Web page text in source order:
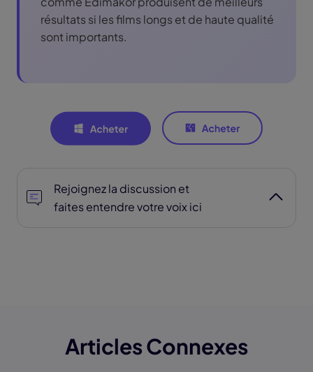
résultats si les films longs et de haute qualité
sont importants.
Rejoignez la discussion et
faites entendre votre voix ici
Articles Connexes